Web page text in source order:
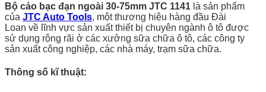
Bộ cảo bạc đạn ngoài 30-75mm JTC 1141 là sản phẩm
của JTC Auto Tools, một thương hiệu hàng đầu Đài
Loan về lĩnh vực sản xuất thiết bị chuyên ngành ô tô được
sử dụng rộng rãi ở các xưởng sữa chữa ô tô, các công ty
sản xuất công nghiệp, các nhà máy, trạm sữa chữa.
Thông số kĩ thuật: